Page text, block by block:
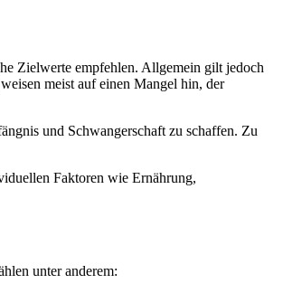
Zielwerte empfehlen. Allgemein gilt jedoch
meist auf einen Mangel hin, der
und Schwangerschaft zu schaffen. Zu
Faktoren wie Ernährung,
unter anderem: